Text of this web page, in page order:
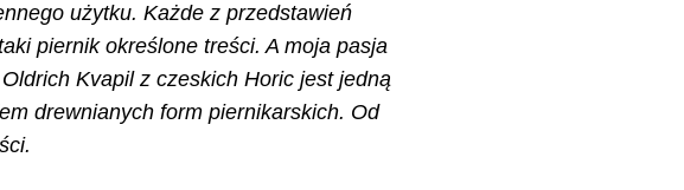
użytku. Każde z przedstawień
piernik określone treści. A moja pasja
Kvapil z czeskich Horic jest jedną
drewnianych form piernikarskich. Od